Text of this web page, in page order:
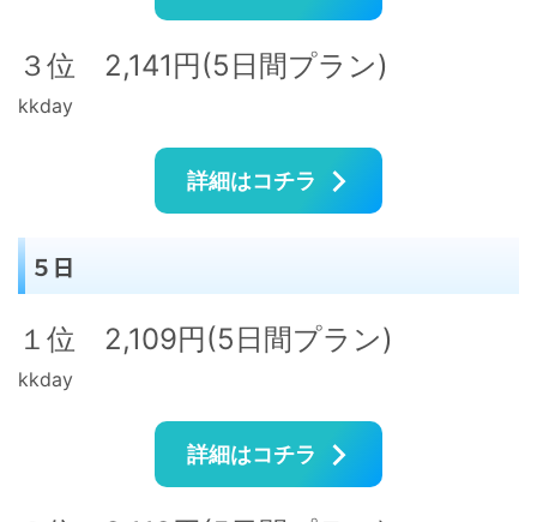
３位 2,141円(5日間プラン)
kkday
詳細はコチラ
５日
１位 2,109円(5日間プラン)
kkday
詳細はコチラ